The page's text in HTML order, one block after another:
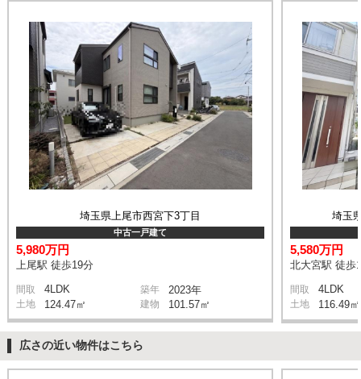
埼玉県上尾市西宮下3丁目
中古一戸建て
5,980万円
上尾駅 徒歩19分
間取 4LDK 築年 2023年
土地 124.47㎡ 建物 101.57㎡
埼玉
5,580万円
北大宮駅 徒歩
間取 4LDK
土地 116.49㎡
広さの近い物件はこちら